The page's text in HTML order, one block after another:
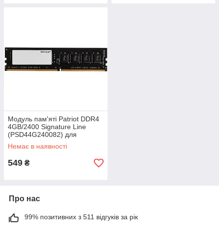
Модуль пам'яті Patriot DDR4
4GB/2400 Signature Line
(PSD44G240082) для
комп'ютера 1 шт.
Немає в наявності
549 ₴
Про нас
99% позитивних з 511 відгуків за рік